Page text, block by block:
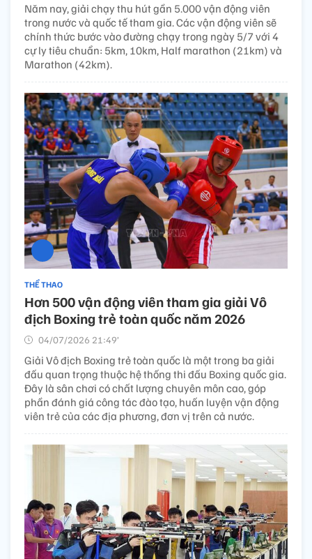
Năm nay, giải chạy thu hút gần 5.000 vận động viên
trong nước và quốc tế tham gia. Các vận động viên sẽ
chính thức bước vào đường chạy trong ngày 5/7 với 4
cự ly tiêu chuẩn: 5km, 10km, Half marathon (21km) và
Marathon (42km).
THỂ THAO
Hơn 500 vận động viên tham gia giải Vô
địch Boxing trẻ toàn quốc năm 2026
04/07/2026 21:49’
Giải Vô địch Boxing trẻ toàn quốc là một trong ba giải
đấu quan trọng thuộc hệ thống thi đấu Boxing quốc gia.
Đây là sân chơi có chất lượng chuyên môn cao, góp
phần đánh giá công tác đào tạo, huấn luyện vận động
viên trẻ của các địa phương, đơn vị trên cả nước.